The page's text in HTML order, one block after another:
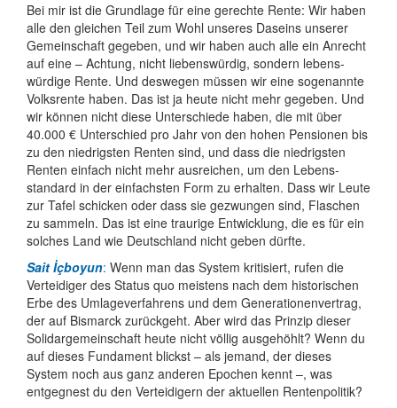
Bei mir ist die Grundlage für eine gerechte Rente: Wir haben
alle den gleichen Teil zum Wohl unseres Daseins unserer
Gemein­schaft gegeben, und wir haben auch alle ein Anrecht
auf eine – Achtung, nicht liebens­würdig, sondern lebens­
würdige Rente. Und deswegen müssen wir eine soge­nannte
Volksrente haben. Das ist ja heute nicht mehr gegeben. Und
wir können nicht diese Unter­schiede haben, die mit über
40.000 € Unterschied pro Jahr von den hohen Pensionen bis
zu den niedrig­sten Renten sind, und dass die niedrigsten
Renten einfach nicht mehr ausreichen, um den Lebens­
standard in der einfachsten Form zu erhalten. Dass wir Leute
zur Tafel schicken oder dass sie gezwungen sind, Flaschen
zu sammeln. Das ist eine traurige Entwicklung, die es für ein
solches Land wie Deutschland nicht geben dürfte.
Sait İçboyun: Wenn man das System kritisiert, rufen die
Verteidiger des Status quo meistens nach dem historischen
Erbe des Umlage­verfahrens und dem Genera­tionen­vertrag,
der auf Bismarck zurückgeht. Aber wird das Prinzip dieser
Solidar­gemein­schaft heute nicht völlig ausgehöhlt? Wenn du
auf dieses Funda­ment blickst – als jemand, der dieses
System noch aus ganz anderen Epochen kennt –, was
entgegnest du den Verteidigern der aktuellen Rentenpolitik?